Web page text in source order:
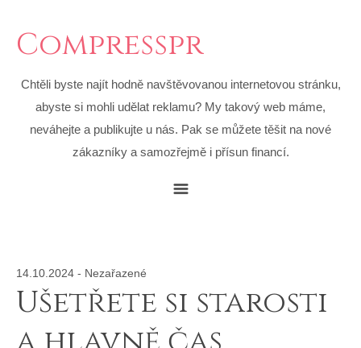
Compresspr
Chtěli byste najít hodně navštěvovanou internetovou stránku,
abyste si mohli udělat reklamu? My takový web máme,
neváhejte a publikujte u nás. Pak se můžete těšit na nové
zákazníky a samozřejmě i přísun financí.
14.10.2024 - Nezařazené
Ušetřete si starosti